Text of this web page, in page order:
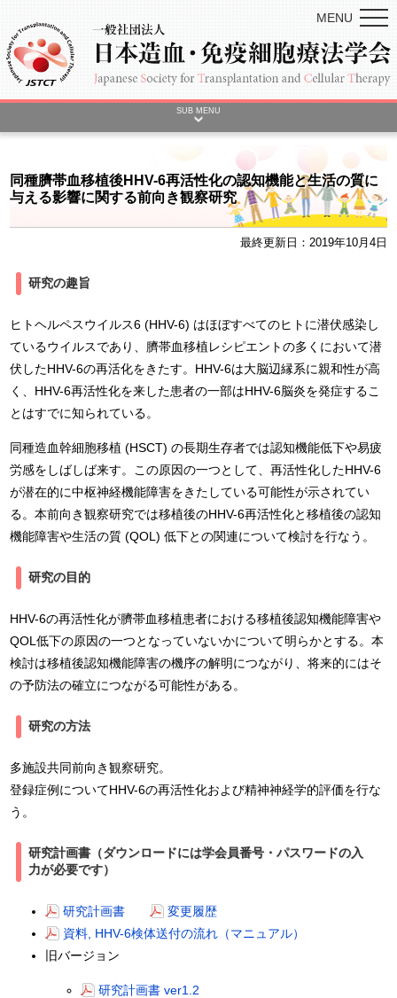
MENU
SUB MENU
同種臍帯血移植後HHV-6再活性化の認知機能と生活の質に
与える影響に関する前向き観察研究
最終更新日：2019年10月4日
研究の趣旨
ヒトヘルペスウイルス6 (HHV-6) はほぼすべてのヒトに潜伏感染し
ているウイルスであり、臍帯血移植レシピエントの多くにおいて潜
伏したHHV-6の再活化をきたす。HHV-6は大脳辺縁系に親和性が高
く、HHV-6再活性化を来した患者の一部はHHV-6脳炎を発症するこ
とはすでに知られている。
同種造血幹細胞移植 (HSCT) の長期生存者では認知機能低下や易疲
労感をしばしば来す。この原因の一つとして、再活性化したHHV-6
が潜在的に中枢神経機能障害をきたしている可能性が示されてい
る。本前向き観察研究では移植後のHHV-6再活性化と移植後の認知
機能障害や生活の質 (QOL) 低下との関連について検討を行なう。
研究の目的
HHV-6の再活性化が臍帯血移植患者における移植後認知機能障害や
QOL低下の原因の一つとなっていないかについて明らかとする。本
検討は移植後認知機能障害の機序の解明につながり、将来的にはそ
の予防法の確立につながる可能性がある。
研究の方法
多施設共同前向き観察研究。
登録症例についてHHV-6の再活性化および精神神経学的評価を行な
う。
研究計画書（ダウンロードには学会員番号・パスワードの入
力が必要です）
研究計画書
変更履歴
資料, HHV-6検体送付の流れ（マニュアル）
旧バージョン
研究計画書 ver1.2